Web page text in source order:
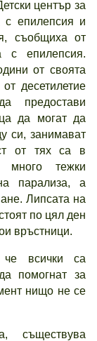
център за
с епилепсия и
съобщиха от
с епилепсия.
от своята
десетилетие
предостави
да могат да
си, занимават
от тях са в
много тежки
парализа, а
Липсата на
по цял ден
връстници.
че всички са
помогнат за
нищо не се
съществува